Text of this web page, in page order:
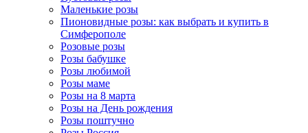
Маленькие розы
Пионовидные розы: как выбрать и купить в
Симферополе
Розовые розы
Розы бабушке
Розы любимой
Розы маме
Розы на 8 марта
Розы на День рождения
Розы поштучно